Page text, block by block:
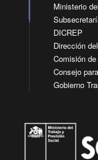
Ministerio
DICREP
Dirección
Comisión
Consejo
Gobierno